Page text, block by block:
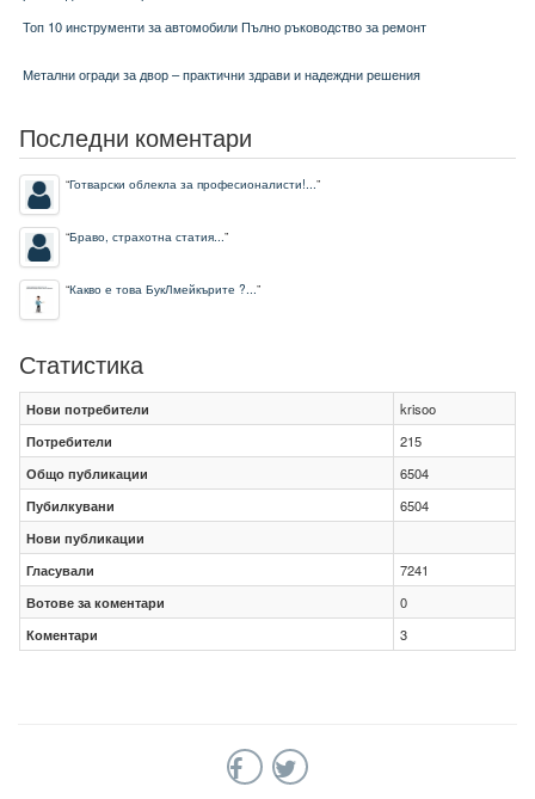
Топ 10 инструменти за автомобили Пълно ръководство за ремонт
Метални огради за двор – практични здрави и надеждни решения
Последни коментари
“Готварски облекла за професионалисти!...”
“Браво, страхотна статия...”
“Какво е това БукЛмейкърите ?...”
Статистика
Нови потребители
krisoo
Потребители
215
Общо публикации
6504
Пубилкувани
6504
Нови публикации
Гласували
7241
Вотове за коментари
0
Коментари
3